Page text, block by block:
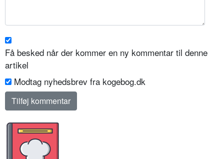
Få besked når der kommer en ny kommentar til denne
artikel
Modtag nyhedsbrev fra kogebog.dk